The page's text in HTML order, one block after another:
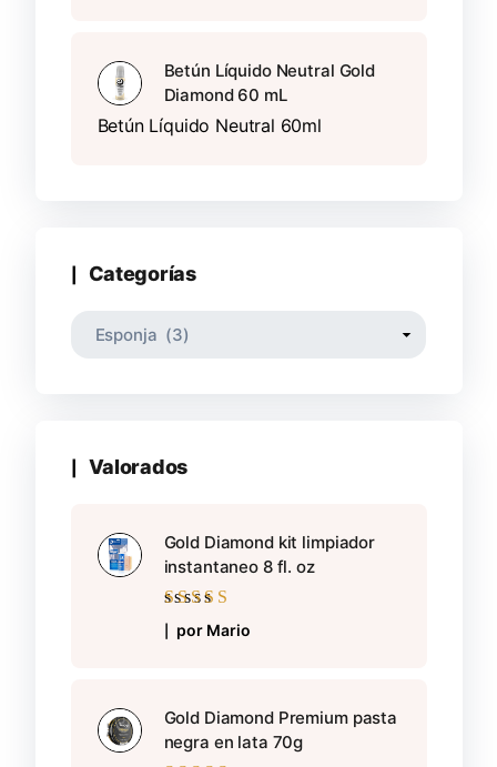
Betún Líquido Neutral Gold
Diamond 60 mL
Betún Líquido Neutral 60ml
Categorías
Valorados
Gold Diamond kit limpiador
instantaneo 8 fl. oz
Valorado con
de 5
por Mario
Gold Diamond Premium pasta
negra en lata 70g